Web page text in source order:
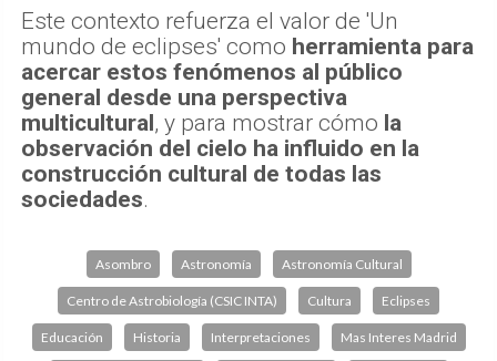
Este contexto refuerza el valor de 'Un
mundo de eclipses' como herramienta para
acercar estos fenómenos al público
general desde una perspectiva
multicultural , y para mostrar cómo la
observación del cielo ha influido en la
construcción cultural de todas las
sociedades.
Asombro Astronomía Astronomía Cultural
Centro de Astrobiología (CSIC INTA) Cultura Eclipses
Educación Historia Interpretaciones Mas Interes Madrid